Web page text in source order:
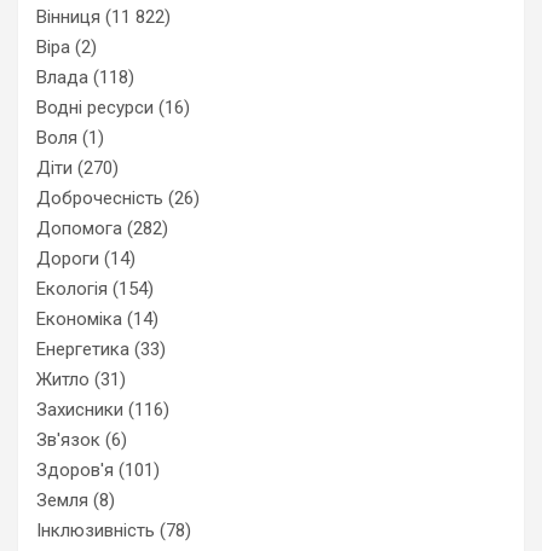
Вінниця (11 822)
Віра (2)
Влада (118)
Водні ресурси (16)
Воля (1)
Діти (270)
Доброчесність (26)
Допомога (282)
Дороги (14)
Екологія (154)
Економіка (14)
Енергетика (33)
Житло (31)
Захисники (116)
Зв'язок (6)
Здоров'я (101)
Земля (8)
Інклюзивність (78)